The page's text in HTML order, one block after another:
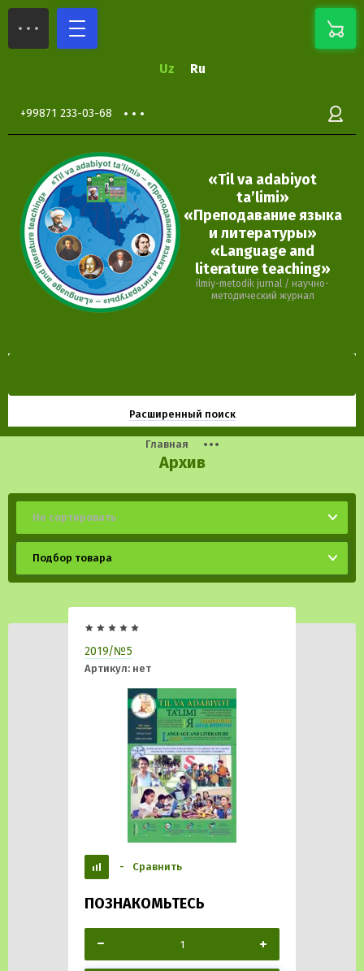
Uz Ru
+99871 233-03-68
«Til va adabiyot
ta’limi»
«Преподавание языка
и литературы»
«Language and
literature teaching»
ilmiy-metodik jurnal / научно-
методический журнал
Расширенный поиск
Главная
Архив
Не сортировать
Подбор товара
2019/№5
Артикул: нет
- Сравнить
ПОЗНАКОМЬТЕСЬ